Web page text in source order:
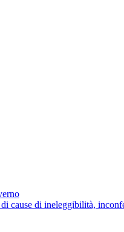
cause di ineleggibilità,